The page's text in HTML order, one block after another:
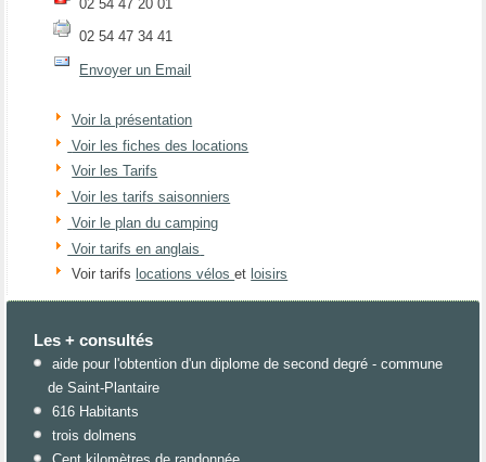
02 54 47 34 41
Envoyer un Email
Voir la présentation
Voir les fiches des locations
Voir les Tarifs
Voir les tarifs saisonniers
Voir le plan du camping
Voir tarifs en anglais
Voir tarifs locations véloset loisirs
Les + consultés
aide pour l'obtention d'un diplome de second degré - commune
de Saint-Plantaire
616 Habitants
trois dolmens
Cent kilomètres de randonnée